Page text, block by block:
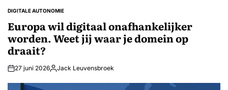
GEPLAATST
DIGITALE AUTONOMIE
Europa wil digitaal onafhankelijker
worden. Weet jij waar je domein op
draait?
27 juni 2026Geplaatst
Jack Leuvensbroek